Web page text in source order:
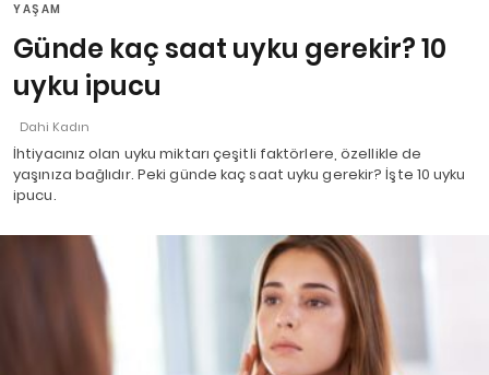
YAŞAM
Günde kaç saat uyku gerekir? 10
uyku ipucu
Dahi Kadın
İhtiyacınız olan uyku miktarı çeşitli faktörlere, özellikle de
yaşınıza bağlıdır. Peki günde kaç saat uyku gerekir? İşte 10 uyku
ipucu.